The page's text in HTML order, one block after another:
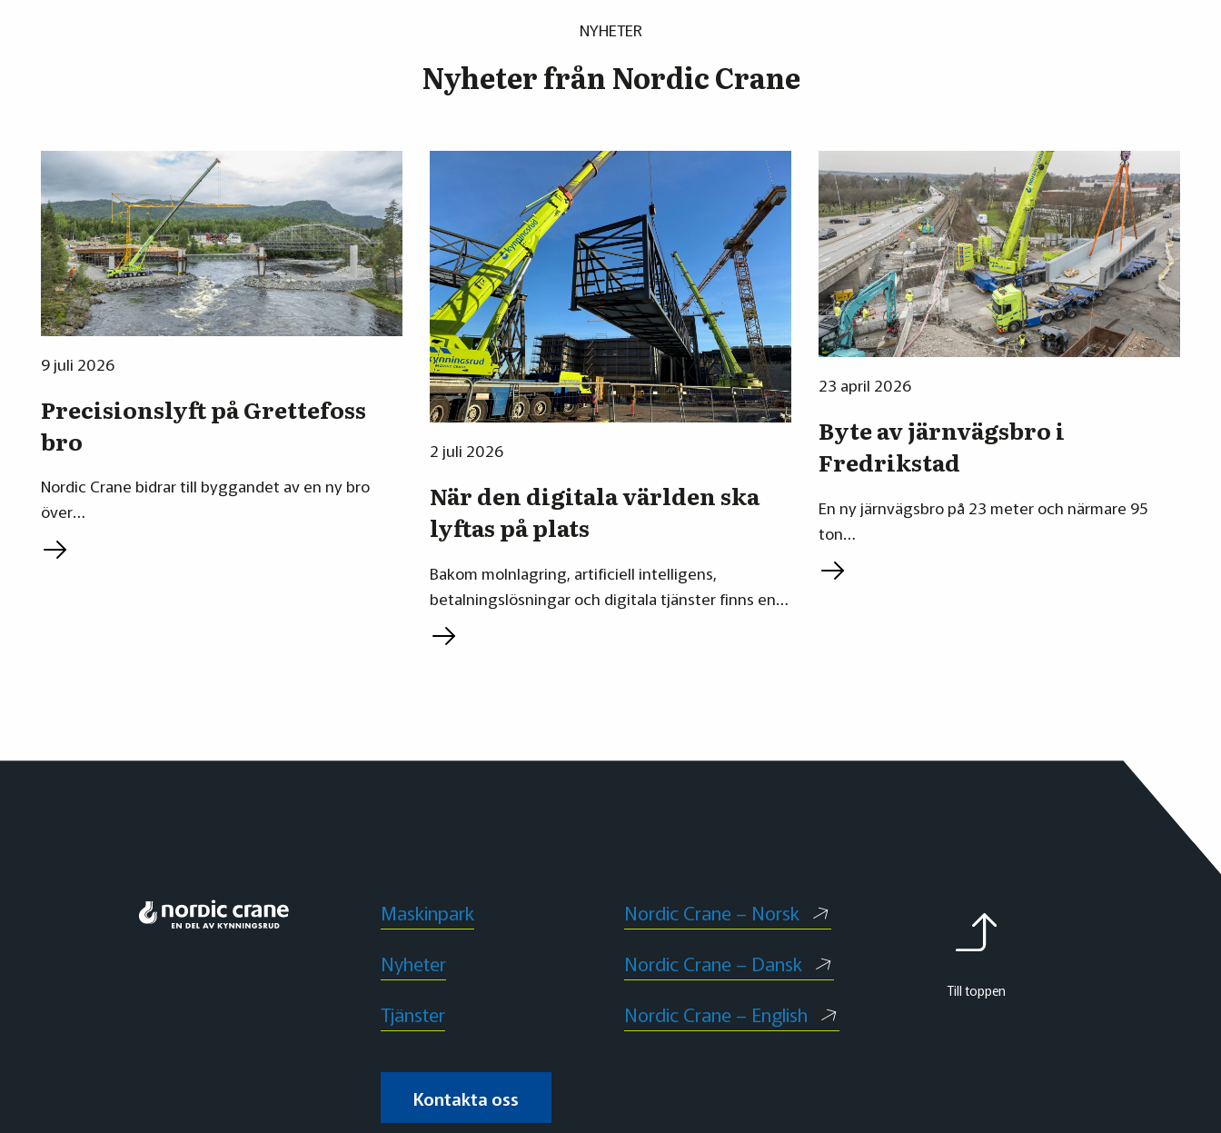
NYHETER
Nyheter från Nordic Crane
9 juli 2026
Precisionslyft på Grettefoss
bro
Nordic Crane bidrar till byggandet av en ny bro
över…
2 juli 2026
När den digitala världen ska
lyftas på plats
Bakom molnlagring, artificiell intelligens,
betalningslösningar och digitala tjänster finns en…
23 april 2026
Byte av järnvägsbro i
Fredrikstad
En ny järnvägsbro på 23 meter och närmare 95
ton…
Maskinpark
Nyheter
Tjänster
Kontakta oss
Nordic Crane – Norsk
Nordic Crane – Dansk
Nordic Crane – English
Till toppen